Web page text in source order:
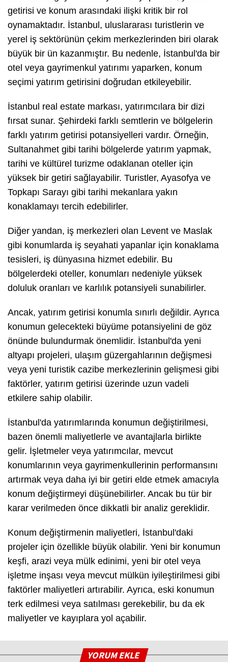
getirisi ve konum arasındaki ilişki kritik bir rol
oynamaktadır. İstanbul, uluslararası turistlerin ve
yerel iş sektörünün çekim merkezlerinden biri olarak
büyük bir ün kazanmıştır. Bu nedenle, İstanbul'da bir
otel veya gayrimenkul yatırımı yaparken, konum
seçimi yatırım getirisini doğrudan etkileyebilir.
İstanbul real estate markası, yatırımcılara bir dizi
fırsat sunar. Şehirdeki farklı semtlerin ve bölgelerin
farklı yatırım getirisi potansiyelleri vardır. Örneğin,
Sultanahmet gibi tarihi bölgelerde yatırım yapmak,
tarihi ve kültürel turizme odaklanan oteller için
yüksek bir getiri sağlayabilir. Turistler, Ayasofya ve
Topkapı Sarayı gibi tarihi mekanlara yakın
konaklamayı tercih edebilirler.
Diğer yandan, iş merkezleri olan Levent ve Maslak
gibi konumlarda iş seyahati yapanlar için konaklama
tesisleri, iş dünyasına hizmet edebilir. Bu
bölgelerdeki oteller, konumları nedeniyle yüksek
doluluk oranları ve karlılık potansiyeli sunabilirler.
Ancak, yatırım getirisi konumla sınırlı değildir. Ayrıca
konumun gelecekteki büyüme potansiyelini de göz
önünde bulundurmak önemlidir. İstanbul'da yeni
altyapı projeleri, ulaşım güzergahlarının değişmesi
veya yeni turistik cazibe merkezlerinin gelişmesi gibi
faktörler, yatırım getirisi üzerinde uzun vadeli
etkilere sahip olabilir.
İstanbul'da yatırımlarında konumun değiştirilmesi,
bazen önemli maliyetlerle ve avantajlarla birlikte
gelir. İşletmeler veya yatırımcılar, mevcut
konumlarının veya gayrimenkullerinin performansını
artırmak veya daha iyi bir getiri elde etmek amacıyla
konum değiştirmeyi düşünebilirler. Ancak bu tür bir
karar verilmeden önce dikkatli bir analiz gereklidir.
Konum değiştirmenin maliyetleri, İstanbul'daki
projeler için özellikle büyük olabilir. Yeni bir konumun
keşfi, arazi veya mülk edinimi, yeni bir otel veya
işletme inşası veya mevcut mülkün iyileştirilmesi gibi
faktörler maliyetleri artırabilir. Ayrıca, eski konumun
terk edilmesi veya satılması gerekebilir, bu da ek
maliyetler ve kayıplara yol açabilir.
YORUM EKLE